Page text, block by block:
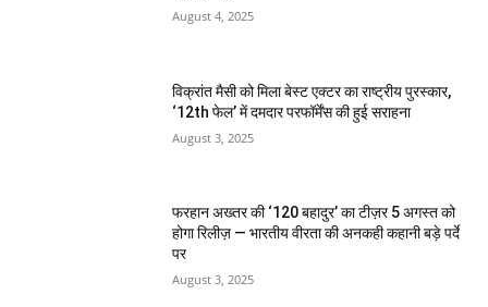
August 4, 2025
विक्रांत मैसी को मिला बेस्ट एक्टर का राष्ट्रीय पुरस्कार,
‘12th फेल’ में दमदार परफॉर्मेंस की हुई सराहना
August 3, 2025
फरहान अख्तर की ‘120 बहादुर’ का टीज़र 5 अगस्त को
होगा रिलीज़ — भारतीय वीरता की अनकही कहानी बड़े पर्दे
पर
August 3, 2025